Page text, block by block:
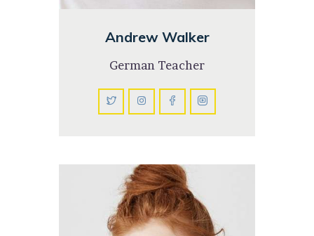
Andrew Walker
German Teacher